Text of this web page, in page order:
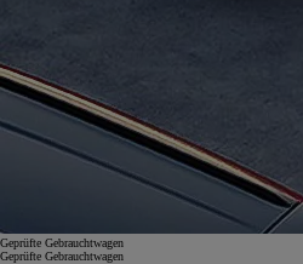
Geprüfte Gebrauchtwagen
Geprüfte Gebrauchtwagen